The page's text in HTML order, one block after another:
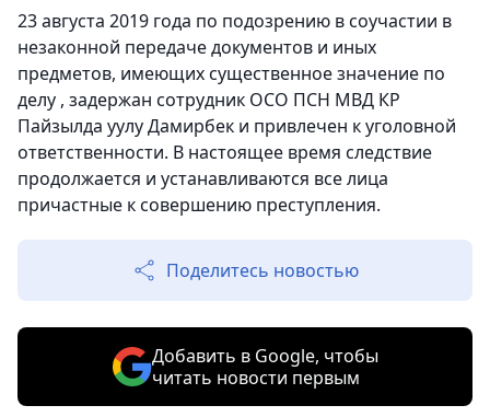
23 августа 2019 года по подозрению в соучастии в
незаконной передаче документов и иных
предметов, имеющих существенное значение по
делу , задержан сотрудник ОСО ПСН МВД КР
Пайзылда уулу Дамирбек и привлечен к уголовной
ответственности. В настоящее время следствие
продолжается и устанавливаются все лица
причастные к совершению преступления.
Поделитесь новостью
Добавить в Google, чтобы
читать новости первым